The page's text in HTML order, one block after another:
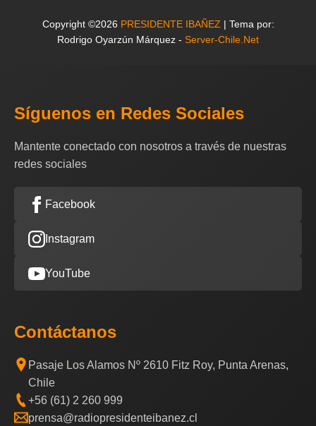
Copyright ©2026 PRESIDENTE IBAÑEZ | Tema por:
Rodrigo Oyarzún Márquez - Server-Chile.Net
Síguenos en Redes Sociales
Mantente conectado con nosotros a través de nuestras
redes sociales
Facebook
Instagram
YouTube
Contáctanos
Pasaje Los Alamos Nº 2610 Fitz Roy, Punta Arenas,
Chile
+56 (61) 2 260 999
prensa@radiopresidenteibanez.cl